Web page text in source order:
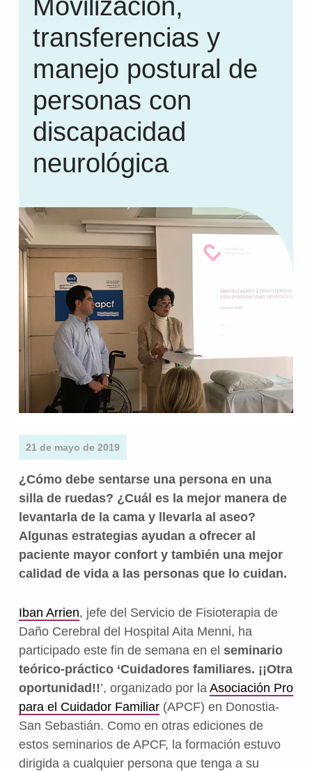
Movilización,
transferencias y
manejo postural de
personas con
discapacidad
neurológica
21 de mayo de 2019
¿Cómo debe sentarse una persona en una
silla de ruedas? ¿Cuál es la mejor manera de
levantarla de la cama y llevarla al aseo?
Algunas estrategias ayudan a ofrecer al
paciente mayor confort y también una mejor
calidad de vida a las personas que lo cuidan.
Iban Arrien, jefe del Servicio de Fisioterapia de
Daño Cerebral del Hospital Aita Menni, ha
participado este fin de semana en el seminario
teórico-práctico ‘Cuidadores familiares. ¡¡Otra
oportunidad!!’, organizado por la Asociación Pro
para el Cuidador Familiar(APCF) en Donostia-
San Sebastián. Como en otras ediciones de
estos seminarios de APCF, la formación estuvo
dirigida a cualquier persona que tenga a su